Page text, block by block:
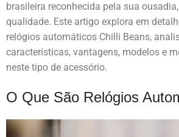
brasileira reconhecida pela sua
qualidade. Este artigo explora em
relógios automáticos Chilli Beans,
características, vantagens, modelos e
neste tipo de acessório.
O Que São Relógios